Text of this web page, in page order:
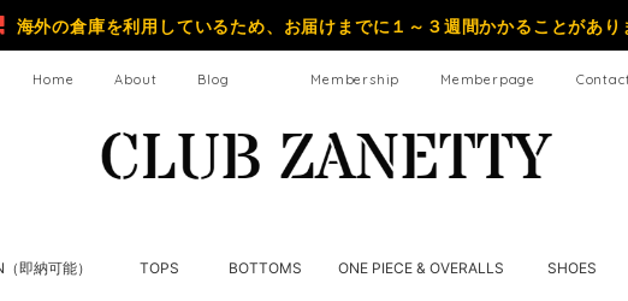
海外の倉庫を利用しているため、お届けまでに１～３週間かかることがあり
Home About Blog Membership Memberpage
即納可能） TOPS BOTTOMS ONE PIECE & OVERALLS SHOES